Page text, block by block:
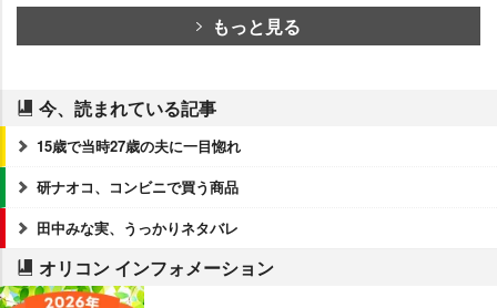
もっと見る
今、読まれている記事
15歳で当時27歳の夫に一目惚れ
研ナオコ、コンビニで買う商品
田中みな実、うっかりネタバレ
オリコン インフォメーション